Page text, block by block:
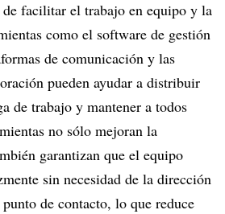
facilitar el trabajo en equipo y la
como el software de gestión
de comunicación y las
pueden ayudar a distribuir
de trabajo y mantener a todos
no sólo mejoran la
garantizan que el equipo
sin necesidad de la dirección
de contacto, lo que reduce